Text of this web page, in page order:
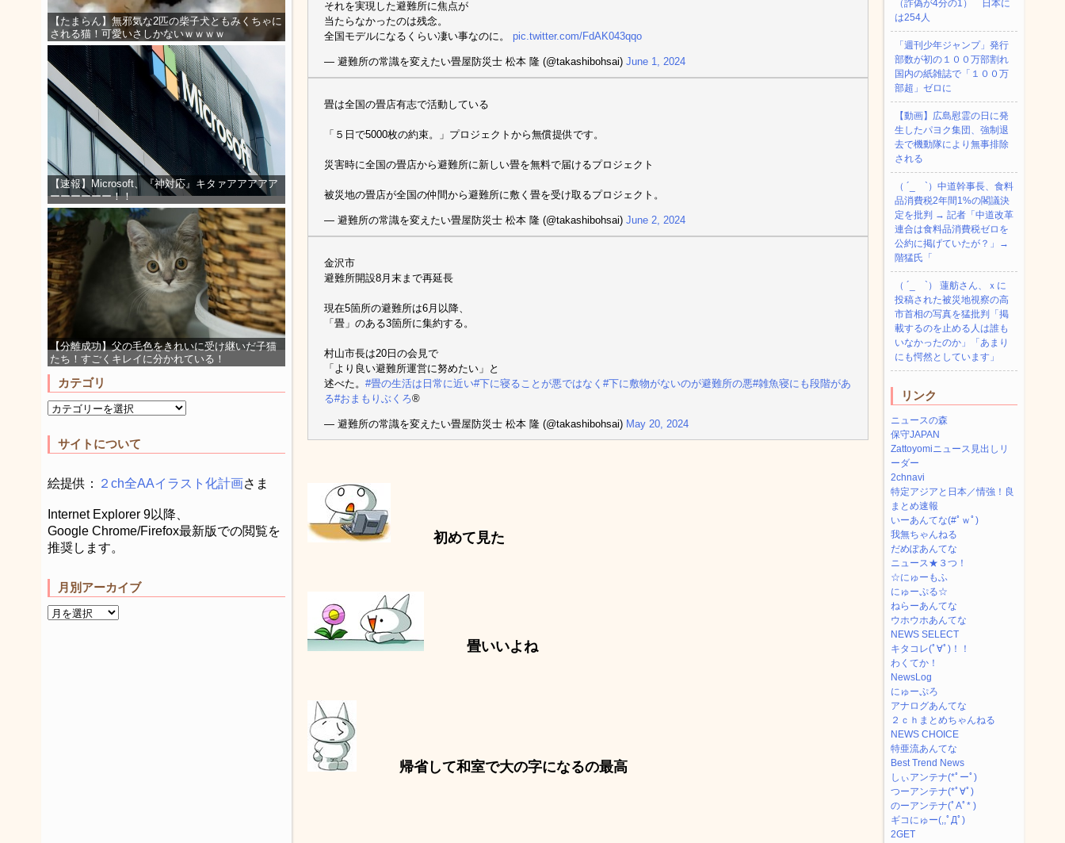
【たまらん】無邪気な2匹の柴子犬ともみくちゃに
される猫！可愛いさしかないｗｗｗｗ
【速報】Microsoft、『神対応』キタァアアアアア
ーーーーーー！！
【分離成功】父の毛色をきれいに受け継いだ子猫
たち！すごくキレイに分かれている！
カテゴリ
サイトについて
絵提供： ２ch全AAイラスト化計画さま
Internet Explorer 9以降、
Google Chrome/Firefox最新版での閲覧を
推奨します。
月別アーカイブ
それを実現した避難所に焦点が
当たらなかったのは残念。
全国モデルになるくらい凄い事なのに。 pic.twitter.com/FdAK043qqo
— 避難所の常識を変えたい畳屋防災士 松本 隆 (@takashibohsai) June 1, 2024
畳は全国の畳店有志で活動している
「５日で5000枚の約束。」プロジェクトから無償提供です。
災害時に全国の畳店から避難所に新しい畳を無料で届けるプロジェクト
被災地の畳店が全国の仲間から避難所に敷く畳を受け取るプロジェクト。
— 避難所の常識を変えたい畳屋防災士 松本 隆 (@takashibohsai) June 2, 2024
金沢市
避難所開設8月末まで再延長
現在5箇所の避難所は6月以降、
「畳」のある3箇所に集約する。
村山市長は20日の会見で
「より良い避難所運営に努めたい」と
述べた。 #畳の生活は日常に近い#下に寝ることが悪ではなく #下に敷物がないのが避難所の悪#雑魚寝にも段階があ
る#おまもりぶくろ®︎
— 避難所の常識を変えたい畳屋防災士 松本 隆 (@takashibohsai) May 20, 2024
初めて見た
畳いいよね
帰省して和室で大の字になるの最高
（詐偽が4分の1） 日本に
は254人
「週刊少年ジャンプ」発行
部数が初の１００万部割れ
国内の紙雑誌で「１００万
部超」ゼロに
【動画】広島慰霊の日に発
生したパヨク集団、強制退
去で機動隊により無事排除
される
（ ´_ゝ`）中道幹事長、食料
品消費税2年間1%の閣議決
定を批判 → 記者「中道改革
連合は食料品消費税ゼロを
公約に掲げていたが？」→
階猛氏「
（ ´_ゝ`） 蓮舫さん、ｘに
投稿された被災地視察の高
市首相の写真を猛批判「掲
載するのを止める人は誰も
いなかったのか」「あまり
にも愕然としています」
リンク
ニュースの森
保守JAPAN
Zattoyomiニュース見出しリ
ーダー
2chnavi
特定アジアと日本／情強！良
まとめ速報
いーあんてな(#ﾟｗﾟ)
我無ちゃんねる
だめぽあんてな
ニュース★３つ！
☆にゅーもふ
にゅーぷる☆
ねらーあんてな
ウホウホあんてな
NEWS SELECT
キタコレ(ﾟ∀ﾟ)！！
わくてか！
NewsLog
にゅーぷろ
アナログあんてな
２ｃｈまとめちゃんねる
NEWS CHOICE
特亜流あんてな
Best Trend News
しぃアンテナ(*ﾟーﾟ)
つーアンテナ(*ﾟ∀ﾟ)
のーアンテナ(ﾟAﾟ* )
ギコにゅー(,,ﾟДﾟ)
2GET